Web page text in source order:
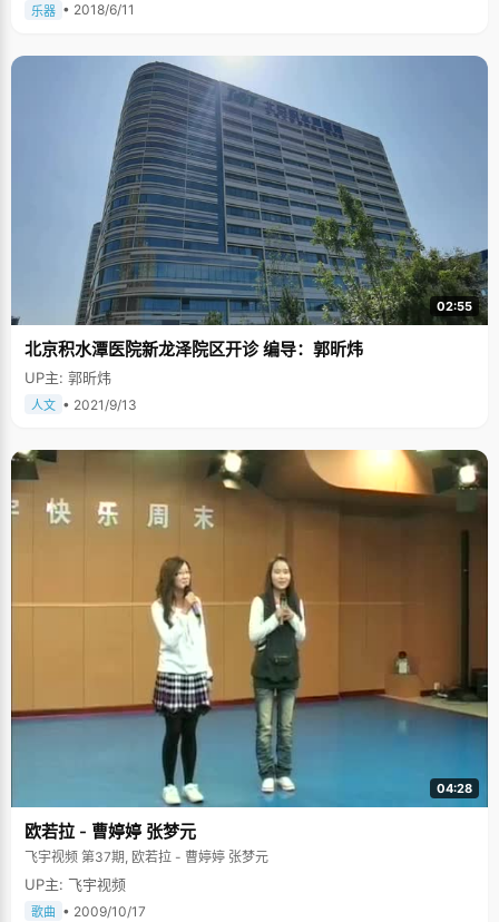
乐器 • 2018/6/11
02:55
北京积水潭医院新龙泽院区开诊 编导：郭昕炜
UP主: 郭昕炜
人文 • 2021/9/13
04:28
欧若拉 - 曹婷婷 张梦元
飞宇视频 第37期, 欧若拉 - 曹婷婷 张梦元
UP主: 飞宇视频
歌曲 • 2009/10/17